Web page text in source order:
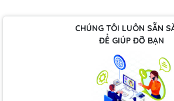
CHÚNG TÔI LUÔN SẴN
ĐỂ GIÚP ĐỠ BẠN